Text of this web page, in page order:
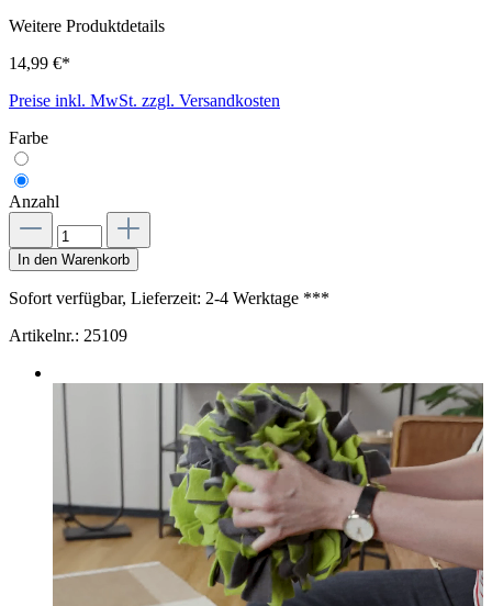
Weitere Produktdetails
14,99 €*
Preise inkl. MwSt. zzgl. Versandkosten
Farbe
Anzahl
In den Warenkorb
Sofort verfügbar, Lieferzeit: 2-4 Werktage ***
Artikelnr.: 25109